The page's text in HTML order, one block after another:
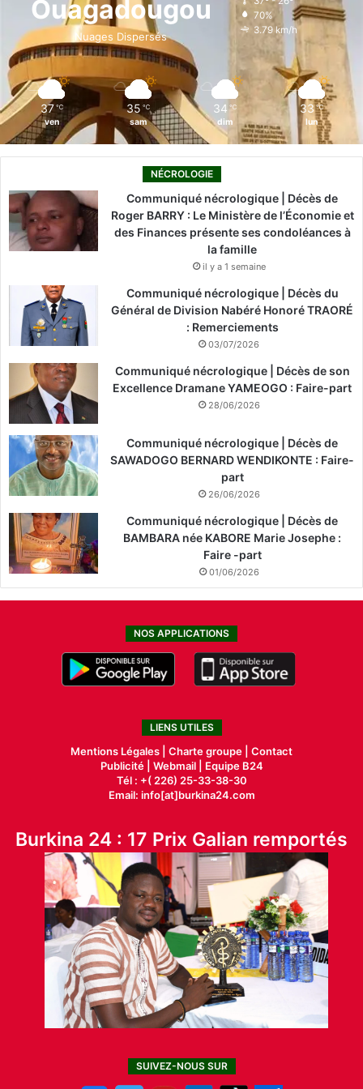
o
k
i
n
r
Ouagadougou
Nuages Dispersés
70%
3.79 km/h
37 ℃
ven
35 ℃
sam
34 ℃
dim
33 ℃
lun
NÉCROLOGIE
Communiqué nécrologique | Décès de
Roger BARRY : Le Ministère de l’Économie et
des Finances présente ses condoléances à
la famille
il y a 1 semaine
Communiqué nécrologique | Décès du
Général de Division Nabéré Honoré TRAORÉ
: Remerciements
03/07/2026
Communiqué nécrologique | Décès de son
Excellence Dramane YAMEOGO : Faire-part
28/06/2026
Communiqué nécrologique | Décès de
SAWADOGO BERNARD WENDIKONTE : Faire-
part
26/06/2026
Communiqué nécrologique | Décès de
BAMBARA née KABORE Marie Josephe :
Faire -part
01/06/2026
NOS APPLICATIONS
LIENS UTILES
Mentions Légales | Charte groupe | Contact
Publicité| Webmail |
Equipe B24
Tél : +( 226) 25-33-38-30
Email: info[at]burkina24.com
Burkina 24 : 17 Prix Galian remportés
SUIVEZ-NOUS SUR